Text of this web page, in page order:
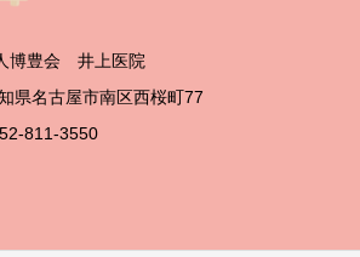
博豊会 井上医院
県名古屋市南区西桜町77
811-3550